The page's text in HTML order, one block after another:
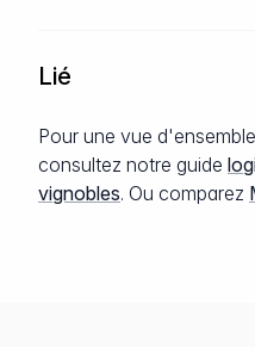
Lié
Pour une vue
consultez notre guide
vignobles. Ou comparez